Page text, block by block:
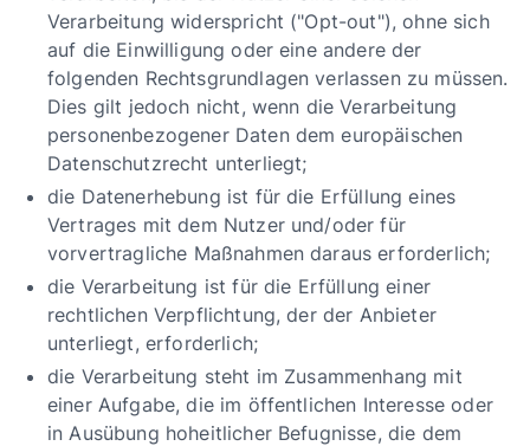
Verarbeitung widerspricht ("Opt-out"), ohne sich
auf die Einwilligung oder eine andere der
folgenden Rechtsgrundlagen verlassen zu müssen.
Dies gilt jedoch nicht, wenn die Verarbeitung
personenbezogener Daten dem europäischen
Datenschutzrecht unterliegt;
die Datenerhebung ist für die Erfüllung eines
Vertrages mit dem Nutzer und/oder für
vorvertragliche Maßnahmen daraus erforderlich;
die Verarbeitung ist für die Erfüllung einer
rechtlichen Verpflichtung, der der Anbieter
unterliegt, erforderlich;
die Verarbeitung steht im Zusammenhang mit
einer Aufgabe, die im öffentlichen Interesse oder
in Ausübung hoheitlicher Befugnisse, die dem